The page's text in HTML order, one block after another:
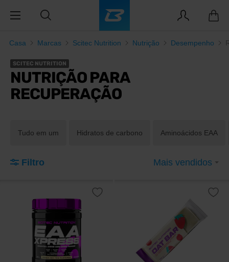
Casa Marcas Scitec Nutrition Nutrição Desempenho
SCITEC NUTRITION
NUTRIÇÃO PARA
RECUPERAÇÃO
Tudo em um Hidratos de carbono Aminoácidos EAA
Filtro Mais vendidos